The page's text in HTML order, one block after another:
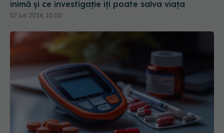
Glicemia mare: simptome ignorate care pot
ascunde un risc serios